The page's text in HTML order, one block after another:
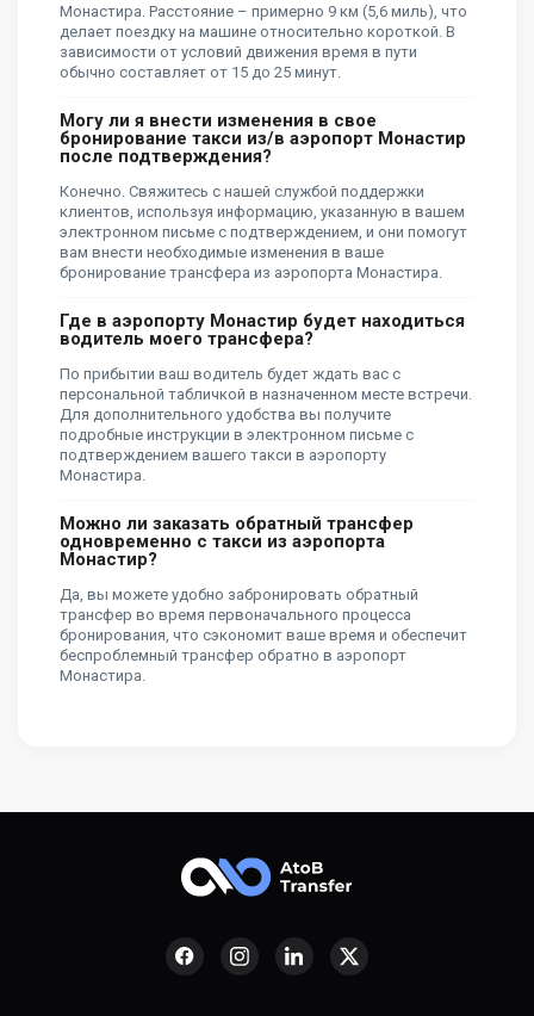
Монастира. Расстояние – примерно 9 км (5,6 миль), что
делает поездку на машине относительно короткой. В
зависимости от условий движения время в пути
обычно составляет от 15 до 25 минут.
Могу ли я внести изменения в свое
бронирование такси из/в аэропорт Монастир
после подтверждения?
Конечно. Свяжитесь с нашей службой поддержки
клиентов, используя информацию, указанную в вашем
электронном письме с подтверждением, и они помогут
вам внести необходимые изменения в ваше
бронирование трансфера из аэропорта Монастира.
Где в аэропорту Монастир будет находиться
водитель моего трансфера?
По прибытии ваш водитель будет ждать вас с
персональной табличкой в ​​назначенном месте встречи.
Для дополнительного удобства вы получите
подробные инструкции в электронном письме с
подтверждением вашего такси в аэропорту
Монастира.
Можно ли заказать обратный трансфер
одновременно с такси из аэропорта
Монастир?
Да, вы можете удобно забронировать обратный
трансфер во время первоначального процесса
бронирования, что сэкономит ваше время и обеспечит
беспроблемный трансфер обратно в аэропорт
Монастира.